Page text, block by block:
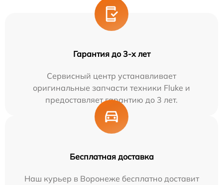
Гарантия до 3-х лет
Сервисный центр устанавливает
оригинальные запчасти техники Fluke и
предоставляет гарантию до 3 лет.
Бесплатная доставка
Наш курьер в Воронеже бесплатно доставит